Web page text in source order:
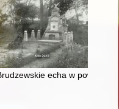
Grudziądzu "wrastał w
echa w